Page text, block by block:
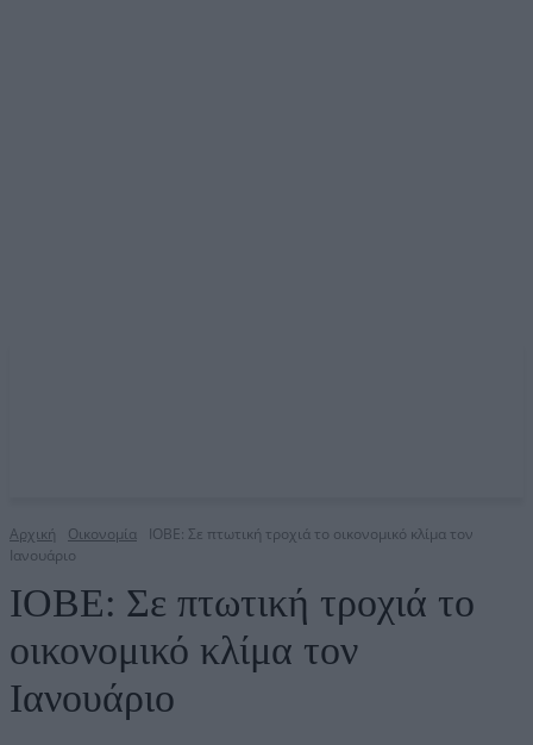
Αρχική Οικονομία
ΙΟΒΕ: Σε πτωτική τροχιά το οικονομικό κλίμα τον
Ιανουάριο
ΙΟΒΕ: Σε πτωτική τροχιά το
οικονομικό κλίμα τον
Ιανουάριο